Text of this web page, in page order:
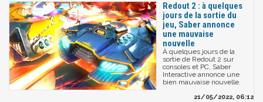
Redout 2 : à quelques
jours de la sortie du
jeu, Saber annonce
une mauvaise
nouvelle
À quelques jours de la
sortie de Redout 2 sur
consoles et PC, Saber
Interactive annonce une
bien mauvaise nouvelle.
21/05/2022, 06:12